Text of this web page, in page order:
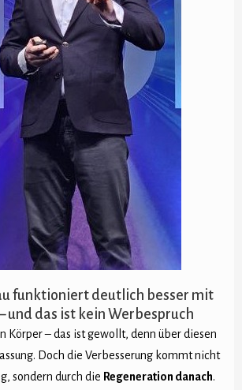
funktioniert deutlich besser mit
und das ist kein Werbespruch
Körper – das ist gewollt, denn über diesen
Doch die Verbesserung kommt nicht
sondern durch die Regeneration danach.